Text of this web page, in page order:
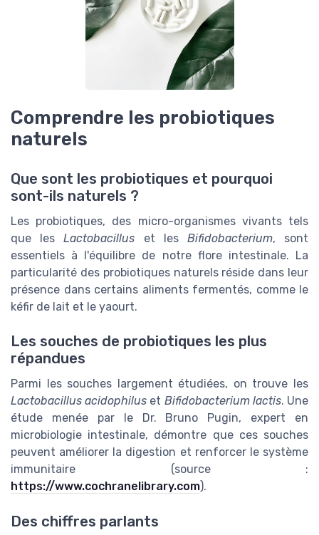
Comprendre les probiotiques
naturels
Que sont les probiotiques et pourquoi
sont-ils naturels ?
Les probiotiques, des micro-organismes vivants tels
que lesLactobacillus et les Bifidobacterium, sont
essentiels à l'équilibre de notre flore intestinale. La
particularité des probiotiques naturels réside dans leur
présence dans certains aliments fermentés, comme le
kéfir de lait et le yaourt.
Les souches de probiotiques les plus
répandues
Parmi les souches largement étudiées, on trouve les
Lactobacillus acidophilus et Bifidobacterium lactis. Une
étude menée par le Dr. Bruno Pugin, expert en
microbiologie intestinale, démontre que ces souches
peuvent améliorer la digestion et renforcer le système
immunitaire (source :
https://www.cochranelibrary.com).
Des chiffres parlants